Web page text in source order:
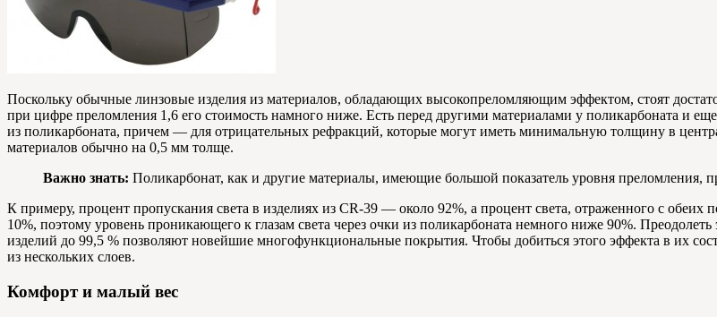
Поскольку обычные линзовые изделия из материалов, обладающих высокопреломляющим эффектом, стоят
при цифре преломления 1,6 его стоимость намного ниже. Есть перед другими материалами у поликарбоната и
из поликарбоната, причем — для отрицательных рефракций, которые могут иметь минимальную толщину в
материалов обычно на 0,5 мм толще.
Важно знать: Поликарбонат, как и другие материалы, имеющие большой показатель уровня преломления,
К примеру, процент пропускания света в изделиях из CR-39 — около 92%, а процент света, отраженного с
10%, поэтому уровень проникающего к глазам света через очки из поликарбоната немного ниже 90%.
изделий до 99,5 % позволяют новейшие многофункциональные покрытия. Чтобы добиться этого эффекта в их
из нескольких слоев.
Комфорт и малый вес